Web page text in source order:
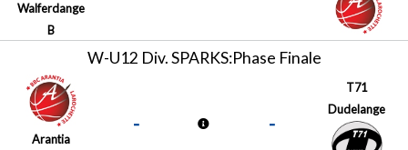
Walferdange
B
W-U12 Div. SPARKS:Phase Finale
Arantia
- -
T71
Dudelange